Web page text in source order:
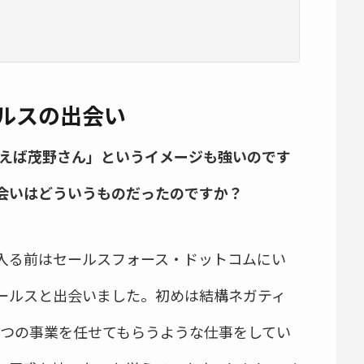
スの出会い
ば茂野さん」というイメージも強いのです
はどういうものだったのですか？
る前はセールスフォース・ドットコムにい
スと出会いました。初めは結構ネガティ
の事業を任せてもらうような仕事をしてい